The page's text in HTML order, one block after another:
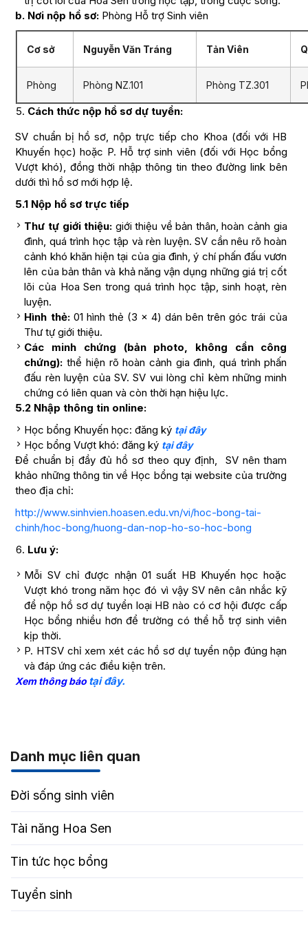
b. Nơi nộp hồ sơ: Phòng Hỗ trợ Sinh viên
Cơ sở Nguyễn Văn Tráng Tản Viên
Phòng Phòng NZ.101 Phòng TZ.301
Cách thức nộp hồ sơ dự tuyển:
SV chuẩn bị hồ sơ, nộp trực tiếp cho Khoa (đối với HB
Khuyến học) hoặc P. Hỗ trợ sinh viên (đối với Học bổng
Vượt khó), đồng thời nhập thông tin theo đường link bên
dưới thì hồ sơ mới hợp lệ.
5.1 Nộp hồ sơ trực tiếp
Thư tự giới thiệu: giới thiệu về bản thân, hoàn cảnh gia
đình, quá trình học tập và rèn luyện. SV cần nêu rõ hoàn
cảnh khó khăn hiện tại của gia đình, ý chí phấn đấu vươn
lên của bản thân và khả năng vận dụng những giá trị cốt
lõi của Hoa Sen trong quá trình học tập, sinh hoạt, rèn
luyện.
Hình thẻ:01 hình thẻ (3 x 4) dán bên trên góc trái của
Thư tự giới thiệu.
Các minh chứng (bản photo, không cần công
chứng): thể hiện rõ hoàn cảnh gia đình, quá trình phấn
đấu rèn luyện của SV. SV vui lòng chỉ kèm những minh
chứng có liên quan và còn thời hạn hiệu lực.
5.2 Nhập thông tin online:
Học bổng Khuyến học: đăng ký tại đây
Học bổng Vượt khó: đăng ký tại đây
Để chuẩn bị đầy đủ hồ sơ theo quy định, SV nên tham
khảo những thông tin về Học bổng tại website của trường
theo địa chỉ:
http://www.sinhvien.hoasen.edu.vn/vi/hoc-bong-tai-
chinh/hoc-bong/huong-dan-nop-ho-so-hoc-bong
Lưu ý:
Mỗi SV chỉ được nhận 01 suất HB Khuyến học hoặc
Vượt khó trong năm học đó vì vậy SV nên cân nhắc kỹ
để nộp hồ sơ dự tuyển loại HB nào có cơ hội được cấp
Học bổng nhiều hơn để trường có thể hỗ trợ sinh viên
kịp thời.
P. HTSV chỉ xem xét các hồ sơ dự tuyển nộp đúng hạn
và đáp ứng các điều kiện trên.
Xem thông báo tại đây.
Danh mục liên quan
Đời sống sinh viên
Tài năng Hoa Sen
Tin tức học bổng
Tuyển sinh